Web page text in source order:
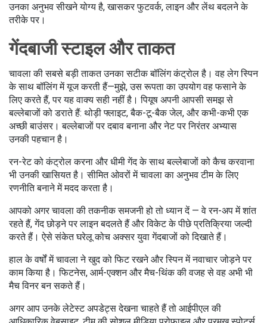
उनका अनुभव सीखने योग्य है, खासकर फुटवर्क, लाइन और लेंथ बदलने के
तरीके पर।
गेंदबाजी स्टाइल और ताकत
चावला की सबसे बड़ी ताकत उनका सटीक बॉलिंग कंट्रोल है। वह लेग स्पिन
के साथ बॉलिंग में यूज करती हैं—मुझे, उस रूपता का उपयोग वह फसाने के
लिए करते हैं, पर यह वाक्य सही नहीं है। पियूष अपनी आपसी समझ से
बल्लेबाजों को डराते हैं: थोड़ी फ्लाइट, बैक-टू-बैक जेल, और कभी-कभी एक
अच्छी बाउंसर। बल्लेबाजों पर दबाव बनाना और नेट पर निरंतर अभ्यास
उनकी पहचान है।
रन-रेट को कंट्रोल करना और धीमी गेंद के साथ बल्लेबाजों को कैच करवाना
भी उनकी खासियत है। सीमित ओवरों में चावला का अनुभव टीम के लिए
रणनीति बनाने में मदद करता है।
आपको अगर चावला की तकनीक समजनी हो तो ध्यान दें — वे रन-अप में शांत
रहते हैं, गेंद छोड़ने पर लाइन बदलते हैं और विकेट के पीछे प्रतिक्रिया जल्दी
करते हैं। ऐसे संकेत घरेलू कोच अक्सर युवा गेंदबाजों को दिखाते हैं।
हाल के वर्षों में चावला ने खुद को फिट रखने और स्पिन में नवाचार जोड़ने पर
काम किया है। फिटनेस, आर्म-एक्शन और मैच-थिंक की वजह से वह अभी भी
मैच विनर बन सकते हैं।
अगर आप उनके लेटेस्ट अपडेट्स देखना चाहते हैं तो आईपीएल की